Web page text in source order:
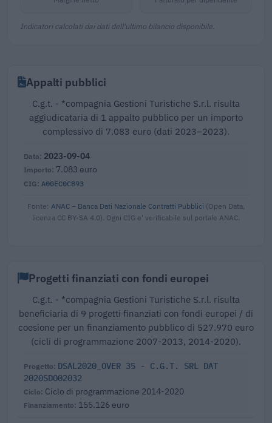
Indicatori calcolati dai dati dell'ultimo bilancio disponibile.
Appalti pubblici
C.g.t. - *compagnia Gestioni Turistiche S.r.l. risulta
aggiudicataria di 1 appalto pubblico per un importo
complessivo di 7.083 euro (dati 2023–2023).
A00EC0CB93
2023-09-04
7.083 euro
Fonte: ANAC – Banca Dati Nazionale Contratti Pubblici (Open Data,
licenza CC BY-SA 4.0). Ogni CIG e' verificabile sul portale ANAC.
Progetti finanziati con fondi europei
C.g.t. - *compagnia Gestioni Turistiche S.r.l. risulta
beneficiaria di 9 progetti finanziati con fondi europei / di
coesione per un finanziamento pubblico di 527.970 euro
(cicli di programmazione 2007-2013, 2014-2020).
DSAL2020_OVER 35 - C.G.T. SRL DAT
2020SDO02032
Ciclo di programmazione 2014-2020
155.126 euro